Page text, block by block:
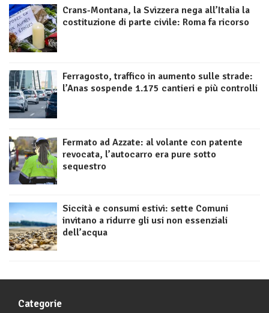
Crans-Montana, la Svizzera nega all’Italia la
costituzione di parte civile: Roma fa ricorso
Ferragosto, traffico in aumento sulle strade:
l’Anas sospende 1.175 cantieri e più controlli
Fermato ad Azzate: al volante con patente
revocata, l’autocarro era pure sotto
sequestro
Siccità e consumi estivi: sette Comuni
invitano a ridurre gli usi non essenziali
dell’acqua
Categorie